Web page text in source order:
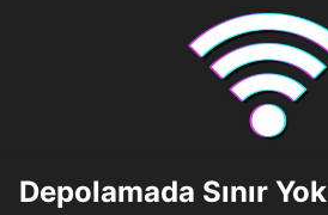
Depolamada Sınır Yok